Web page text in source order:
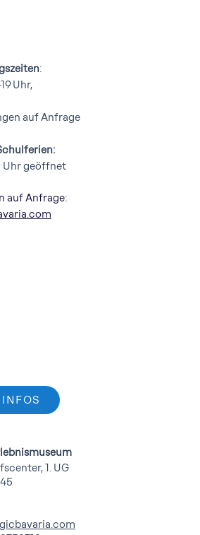
:
Uhr,
auf Anfrage
Uhr geöffnet
auf Anfrage:
1. UG